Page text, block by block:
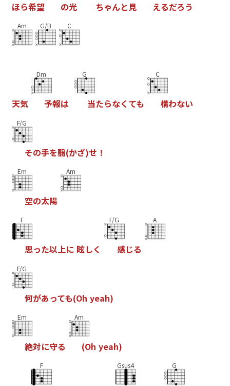
ほら希望 の光 ちゃんと見 えるだろう
Am G/B C
天気
Dm
予報は
G
当たらなく ても
C
構わない
F/G
その手を翳(かざ)せ ！
Em
空の太陽
Am
F
思った以上に 眩しく
F/G
感じる
A
F/G
何があっても(Oh yeah)
Em
絶対に守る
Am
(Oh yeah)
F Gsus4 G